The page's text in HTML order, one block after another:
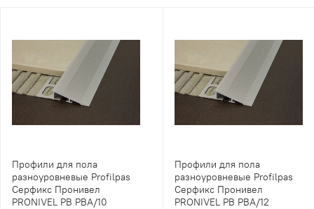
Профили для пола
разноуровневые Profilpas
Серфикс Пронивел
PRONIVEL PB PBA/10
Профили для пола
разноуровневые Profilpas
Серфикс Пронивел
PRONIVEL PB PBA/12